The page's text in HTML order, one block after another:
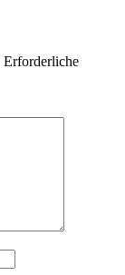
Erforderliche